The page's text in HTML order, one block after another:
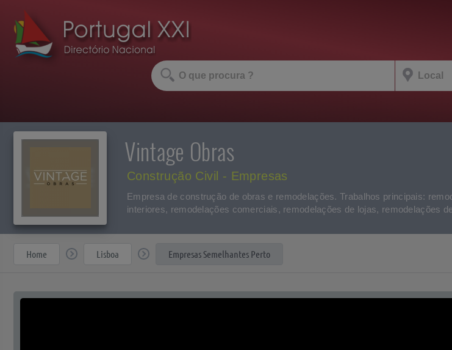
Vintage Obras
Construção Civil - Empresas
Empresa de construção de obras e remodelações. Trabalhos principais:
interiores, remodelações comerciais, remodelações de lojas, remodelações
Home Lisboa Empresas Semelhantes Perto